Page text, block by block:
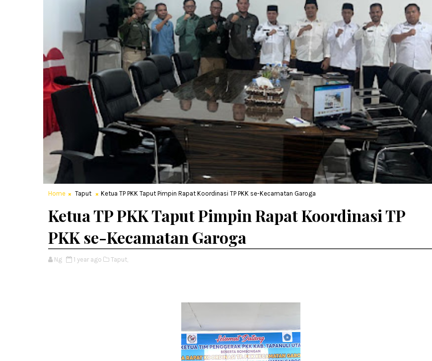
Home Taput Ketua TP PKK Taput Pimpin Rapat Koordinasi TP PKK se-Kecamatan Garoga
Ketua TP PKK Taput Pimpin Rapat Koordinasi TP
PKK se-Kecamatan Garoga
Ng 1 year ago Taput,